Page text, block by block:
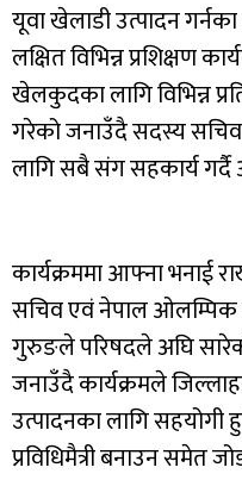
यूवा खेलाडी उत्पादन
लक्षित विभिन्न प्रशिक्षण
खेलकुदका लागि विभिन्न
गरेको जनाउँदै सदस्य
लागि सबै संग सहकार्य गर्दै
कार्यक्रममा आफ्ना भनाई
सचिव एवं नेपाल ओलम्पिक
गुरुङले परिषदले अघि
जनाउँदै कार्यक्रमले
उत्पादनका लागि सहयोगी
प्रविधिमैत्री बनाउन समेत